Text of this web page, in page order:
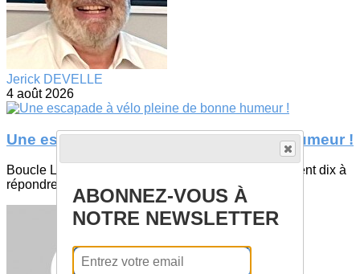
Jerick DEVELLE
4 août 2026
Une escapade à vélo pleine de bonne humeur !
Boucle Luzy – Saint-Léger via LarochemillayIls étaient dix à
répondre présents pour cette belle...
ABONNEZ-VOUS À
NOTRE NEWSLETTER